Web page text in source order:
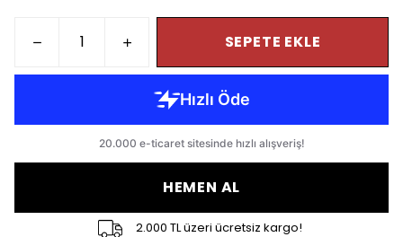
SEPETE EKLE
HEMEN AL
2.000 TL üzeri ücretsiz kargo!